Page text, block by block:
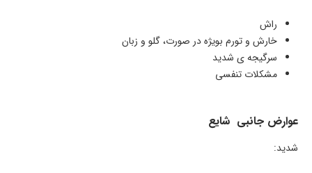
راش
خارش و تورم بویژه در صورت، گلو و زبان
سرگیجه ی شدید
مشکلات تنفسی
عوارض جانبی شایع
شدید: